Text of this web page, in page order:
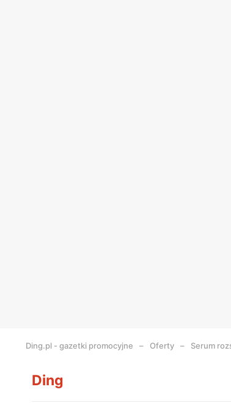
Ding.pl - gazetki promocyjne Oferty Serum
Ding